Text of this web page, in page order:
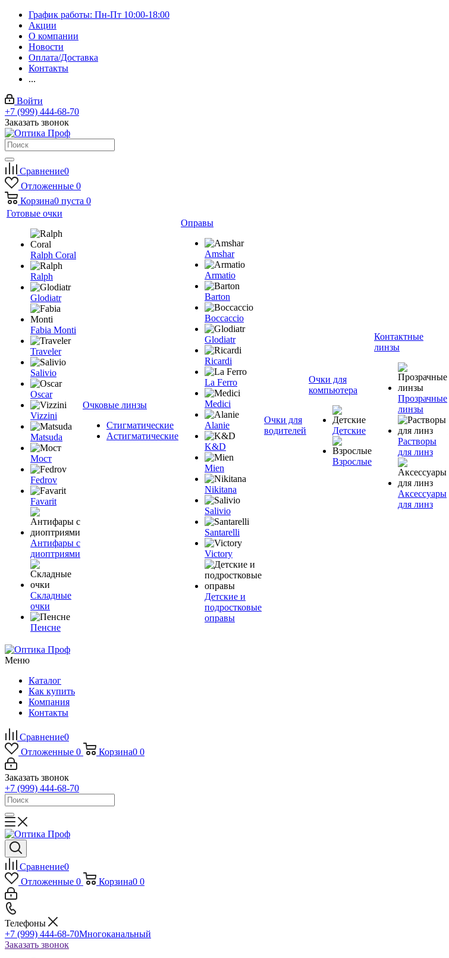
График работы: Пн-Пт 10:00-18:00
Акции
О компании
Новости
Оплата/Доставка
Контакты
...
Войти
+7 (999) 444-68-70
Заказать звонок
Сравнение0
Отложенные 0
Корзина0 пуста 0
Готовые очки
Ralph Coral
Ralph
Glodiatr
Fabia Monti
Traveler
Salivio
Oscar
Vizzini
Matsuda
Мост
Fedrov
Favarit
Антифары с
диоптриями
Складные
очки
Пенсне
Очковые линзы
Стигматические
Астигматические
Оправы
Amshar
Armatio
Barton
Boccaccio
Glodiatr
Ricardi
La Ferro
Medici
Alanie
K&D
Mien
Nikitana
Salivio
Santarelli
Victory
Детские и
подростковые
оправы
Очки для
водителей
Очки для
компьютера
Детские
Взрослые
Контактные
линзы
Прозрачные
линзы
Растворы
для линз
Аксессуары
для линз
Меню
Каталог
Как купить
Компания
Контакты
Сравнение0
Отложенные 0 Корзина0 0
Заказать звонок
+7 (999) 444-68-70
Сравнение0
Отложенные 0 Корзина0 0
Телефоны
+7 (999) 444-68-70Многоканальный
Заказать звонок